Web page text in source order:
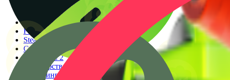
Калькулятор крафтов
Генератор прицелов
Конфиги PRO игроков
Faceit Finder
Steam ID Finder
Стоимость инвентаря Steam
Гайды КС 2
Партнерство
Клиппинг